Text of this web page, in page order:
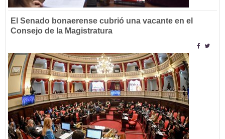
El Senado bonaerense cubrió una vacante en el
Consejo de la Magistratura